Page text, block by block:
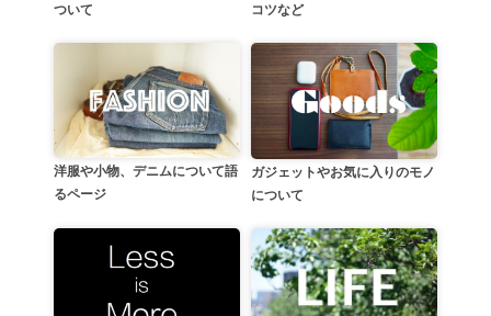
ついて
コツなど
洋服や小物、デニムについて語
るページ
ガジェットやお気に入りのモノ
について